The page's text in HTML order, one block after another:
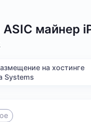
ASIC майнер
на хостинге
Systems